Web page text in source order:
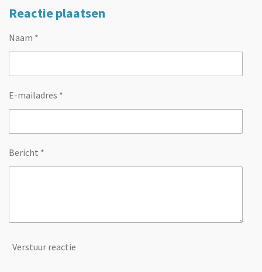
Reactie plaatsen
Naam *
E-mailadres *
Bericht *
Verstuur reactie